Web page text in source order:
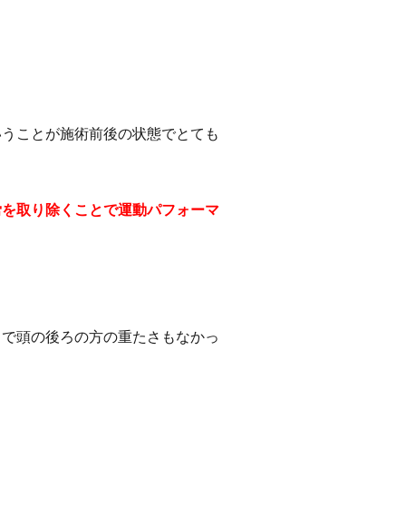
ことが施術前後の状態でとても
取り除くことで運動パフォーマ
頭の後ろの方の重たさもなかっ